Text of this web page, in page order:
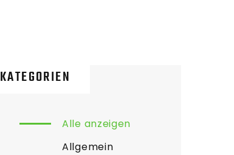
KATEGORIEN
Alle anzeigen
Allgemein